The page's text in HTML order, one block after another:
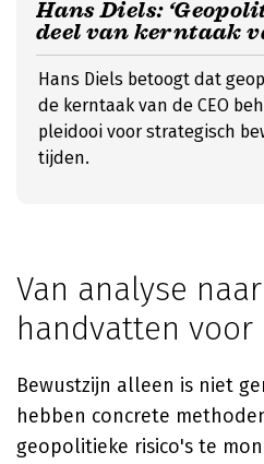
Hans Diels:
deel van kerntaak
Hans Diels betoogt dat
de kerntaak van de CEO
pleidooi voor strategisch
tijden.
Van analyse
handvatten
Bewustzijn alleen is niet
hebben concrete
geopolitieke risico's te